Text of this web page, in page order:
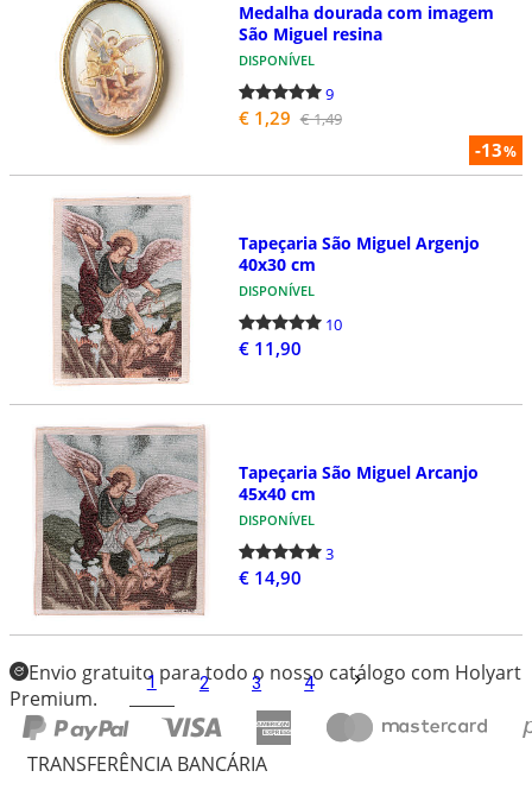
-13%
Medalha dourada com imagem
São Miguel resina
DISPONÍVEL
9
€ 1,29 € 1,49
Tapeçaria São Miguel Argenjo
40x30 cm
DISPONÍVEL
10
€ 11,90
Tapeçaria São Miguel Arcanjo
45x40 cm
DISPONÍVEL
3
€ 14,90
1 2 3 4
Envio gratuito para todo o nosso catálogo com Holyart
Premium.
TRANSFERÊNCIA BANCÁRIA